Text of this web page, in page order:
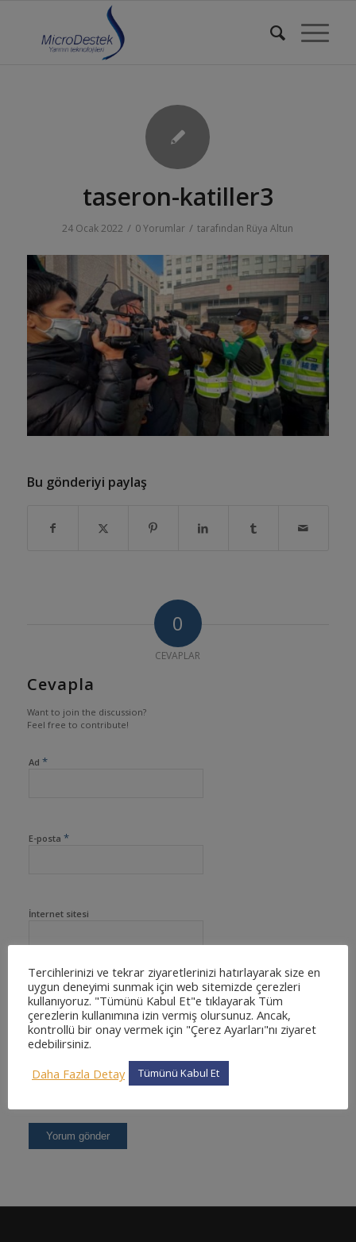
taseron-katiller3
24 Ocak 2022 / 0 Yorumlar / tarafından Rüya Altun
Bu gönderiyi paylaş
0
CEVAPLAR
Cevapla
Want to join the discussion?
Feel free to contribute!
Ad *
E-posta *
İnternet sitesi
Tercihlerinizi ve tekrar ziyaretlerinizi hatırlayarak size en
uygun deneyimi sunmak için web sitemizde çerezleri
kullanıyoruz. "Tümünü Kabul Et"e tıklayarak Tüm
çerezlerin kullanımına izin vermiş olursunuz. Ancak,
kontrollü bir onay vermek için "Çerez Ayarları"nı ziyaret
edebilirsiniz.
Daha Fazla Detay
Tümünü Kabul Et